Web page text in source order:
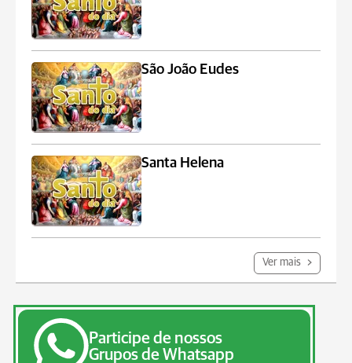
São João Eudes
Santa Helena
Ver mais
Participe de nossos
Grupos de Whatsapp